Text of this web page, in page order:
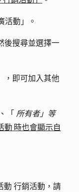
活動 」。
後搜尋並選擇一
，即可加入其他
「 所有者」等
動 時也會顯示自
動 行銷活動，請